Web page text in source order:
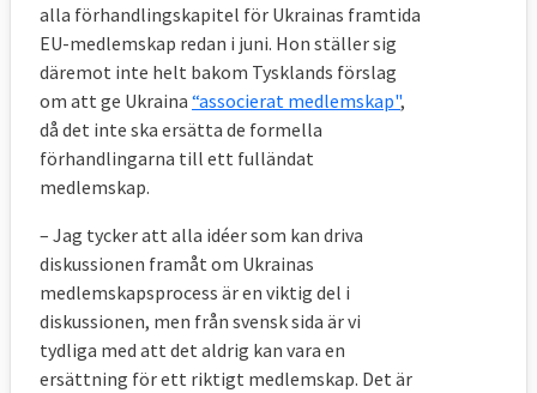
alla förhandlingskapitel för Ukrainas framtida
EU-medlemskap redan i juni. Hon ställer sig
däremot inte helt bakom Tysklands förslag
om att ge Ukraina “associerat medlemskap",
då det inte ska ersätta de formella
förhandlingarna till ett fulländat
medlemskap.
– Jag tycker att alla idéer som kan driva
diskussionen framåt om Ukrainas
medlemskapsprocess är en viktig del i
diskussionen, men från svensk sida är vi
tydliga med att det aldrig kan vara en
ersättning för ett riktigt medlemskap. Det är